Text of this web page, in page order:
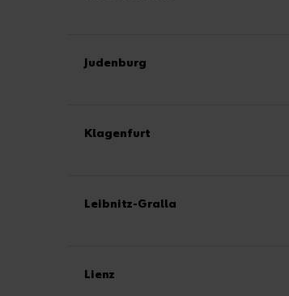
Judenburg
Klagenfurt
Leibnitz-Gralla
Lienz